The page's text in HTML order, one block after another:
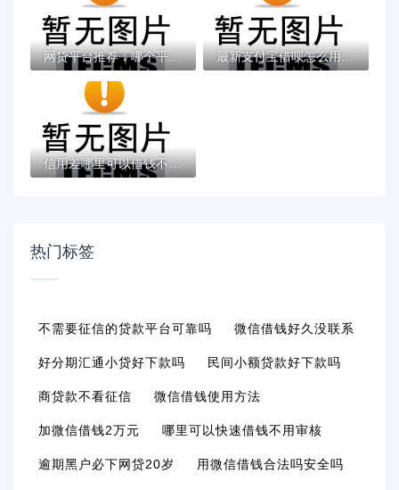
网贷平台推荐：哪个平台更容易借款？ 最新支付宝借呗怎么用？手把手教你快速借款...
信用差哪里可以借钱不被拒？分享8个类似高炮...
热门标签
不需要征信的贷款平台可靠吗 微信借钱好久没联系
好分期汇通小贷好下款吗 民间小额贷款好下款吗
商贷款不看征信 微信借钱使用方法
加微信借钱2万元 哪里可以快速借钱不用审核
逾期黑户必下网贷20岁 用微信借钱合法吗安全吗